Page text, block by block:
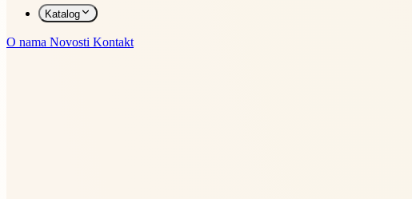
Katalog
O nama Novosti Kontakt